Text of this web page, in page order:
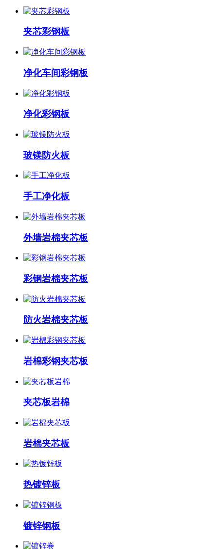
夹芯彩钢板
净化车间彩钢板
净化彩钢板
玻镁防火板
手工净化板
外墙岩棉夹芯板
彩钢岩棉夹芯板
防火岩棉夹芯板
岩棉彩钢夹芯板
夹芯板岩棉
岩棉夹芯板
热镀锌板
镀锌钢板